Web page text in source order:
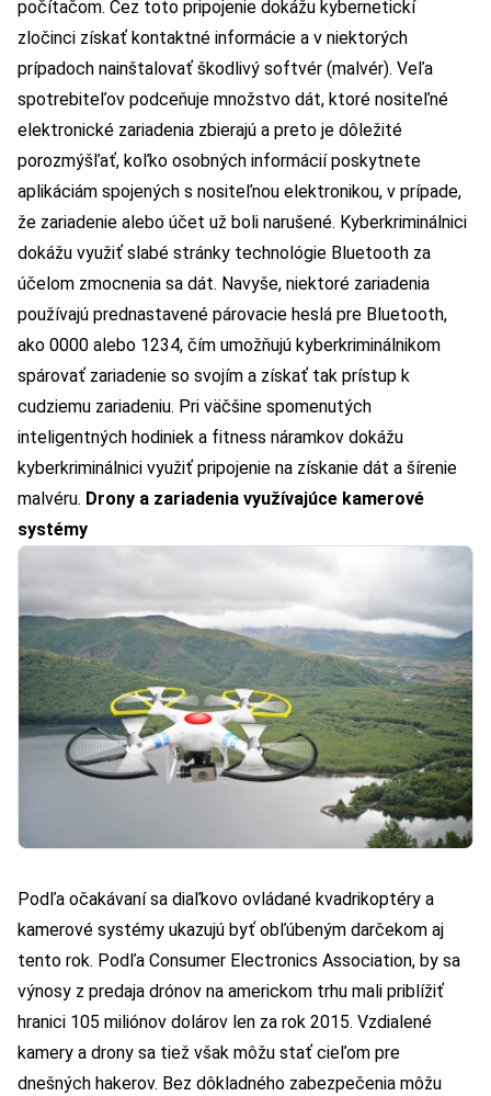
počítačom. Cez toto pripojenie dokážu kybernetickí
zločinci získať kontaktné informácie a v niektorých
prípadoch nainštalovať škodlivý softvér (malvér). Veľa
spotrebiteľov podceňuje množstvo dát, ktoré nositeľné
elektronické zariadenia zbierajú a preto je dôležité
porozmýšľať, koľko osobných informácií poskytnete
aplikáciám spojených s nositeľnou elektronikou, v prípade,
že zariadenie alebo účet už boli narušené. Kyberkriminálnici
dokážu využiť slabé stránky technológie Bluetooth za
účelom zmocnenia sa dát. Navyše, niektoré zariadenia
používajú prednastavené párovacie heslá pre Bluetooth,
ako 0000 alebo 1234, čím umožňujú kyberkriminálnikom
spárovať zariadenie so svojím a získať tak prístup k
cudziemu zariadeniu. Pri väčšine spomenutých
inteligentných hodiniek a fitness náramkov dokážu
kyberkriminálnici využiť pripojenie na získanie dát a šírenie
malvéru. Drony a zariadenia využívajúce kamerové
systémy
Podľa očakávaní sa diaľkovo ovládané kvadrikoptéry a
kamerové systémy ukazujú byť obľúbeným darčekom aj
tento rok. Podľa Consumer Electronics Association, by sa
výnosy z predaja drónov na americkom trhu mali priblížiť
hranici 105 miliónov dolárov len za rok 2015. Vzdialené
kamery a drony sa tiež však môžu stať cieľom pre
dnešných hakerov. Bez dôkladného zabezpečenia môžu